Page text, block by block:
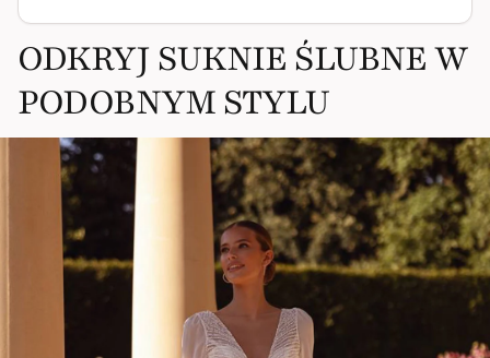
ODKRYJ SUKNIE ŚLUBNE W
PODOBNYM STYLU